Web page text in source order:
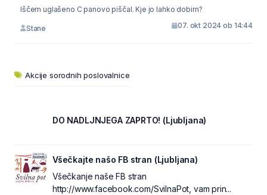
Iščem uglašeno C panovo piščal. Kje jo lahko dobim?
Stane 07. okt 2024 ob 14:44
Akcije sorodnih poslovalnice
DO NADLJNJEGA ZAPRTO! (Ljubljana)
Všečkajte našo FB stran (Ljubljana)
Všečkanje naše FB stran
http://www.facebook.com/SvilnaPot, vam prin...